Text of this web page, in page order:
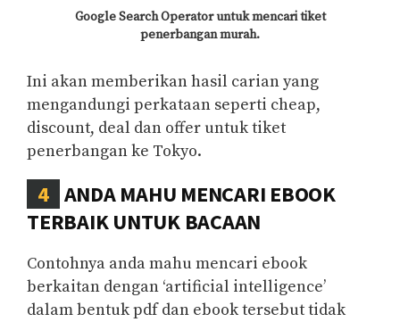
Google Search Operator untuk mencari tiket
penerbangan murah.
Ini akan memberikan hasil carian yang
mengandungi perkataan seperti cheap,
discount, deal dan offer untuk tiket
penerbangan ke Tokyo.
4 ANDA MAHU MENCARI EBOOK
TERBAIK UNTUK BACAAN
Contohnya anda mahu mencari ebook
berkaitan dengan ‘artificial intelligence’
dalam bentuk pdf dan ebook tersebut tidak